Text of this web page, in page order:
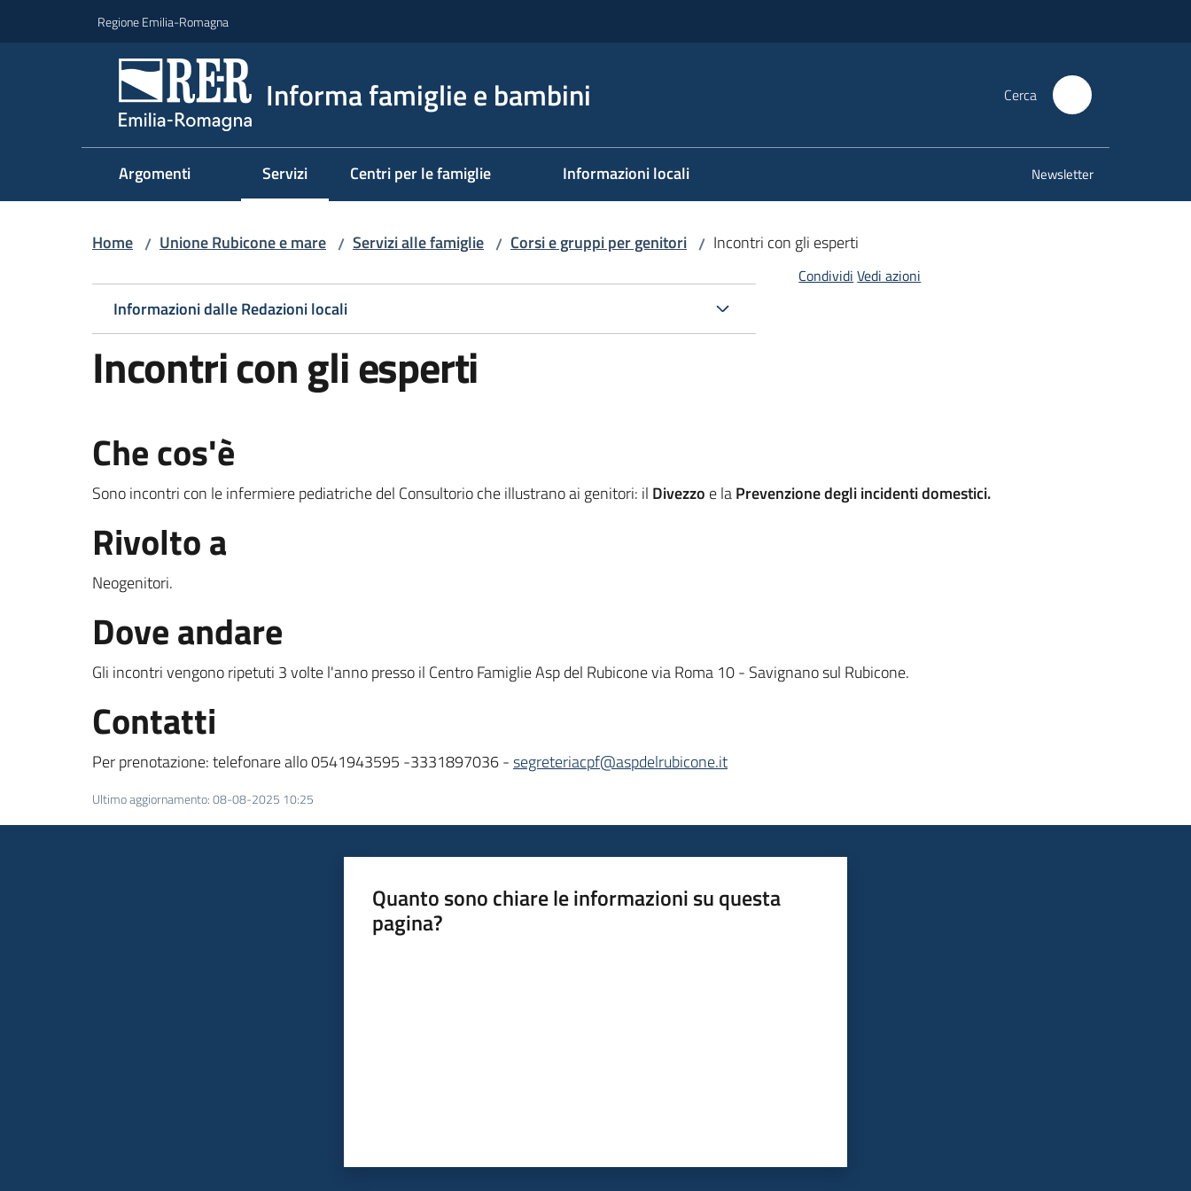
Regione Emilia-Romagna
Informa famiglie e bambini Cerca
Argomenti Servizi
Menu selezionatoCentri per le famiglie Informazioni locali Newsletter
Home / Unione Rubicone e mare / Servizi alle famiglie / Corsi e gruppi per genitori / Incontri con gli esperti
Informazioni dalle Redazioni locali
Incontri con gli esperti
Condividi Vedi azioni
Che cos'è
Sono incontri con le infermiere pediatriche del Consultorio che illustrano ai genitori: il Divezzo e laPrevenzione degli incidenti domestici.
Rivolto a
Neogenitori.
Dove andare
Gli incontri vengono ripetuti 3 volte l'anno presso il Centro Famiglie Asp del Rubicone via Roma 10 - Savignano sul Rubicone.
Contatti
Per prenotazione: telefonare allo 0541943595 -3331897036 -segreteriacpf@aspdelrubicone.it
Ultimo aggiornamento:08-08-2025 10:25
Quanto sono chiare le informazioni su questa
pagina?